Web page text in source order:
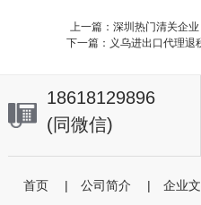
上一篇：深圳热门清关企
下一篇：义乌进出口代理退
18618129896
(同微信)
首页 | 公司简介 | 企业